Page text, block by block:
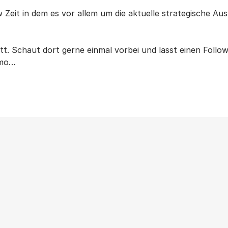
in dem es vor allem um die aktuelle strategische
Schaut dort gerne einmal vorbei und lasst einen